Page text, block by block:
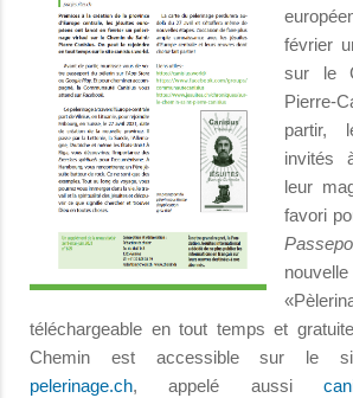
février
sur le
Pierre-
partir,
invités
leur
favori
téléchargeable en tout temps et
Chemin est accessible sur le
pelerinage.ch, appelé aussi